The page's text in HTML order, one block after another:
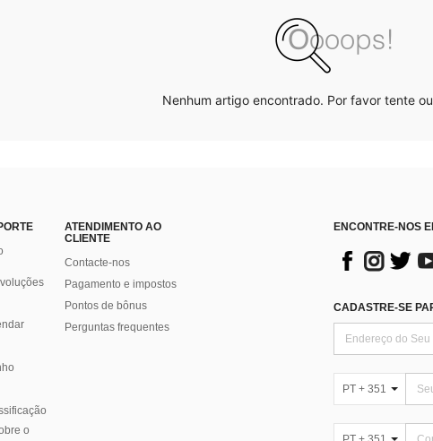
Nenhum artigo encontrado. Por favor tente
o
ATENDIMENTO AO
CLIENTE
Contacte-nos
Pagamento e impostos
Pontos de bônus
Perguntas frequentes
ENCONTRE-NOS
CADASTRE-SE
PT + 351